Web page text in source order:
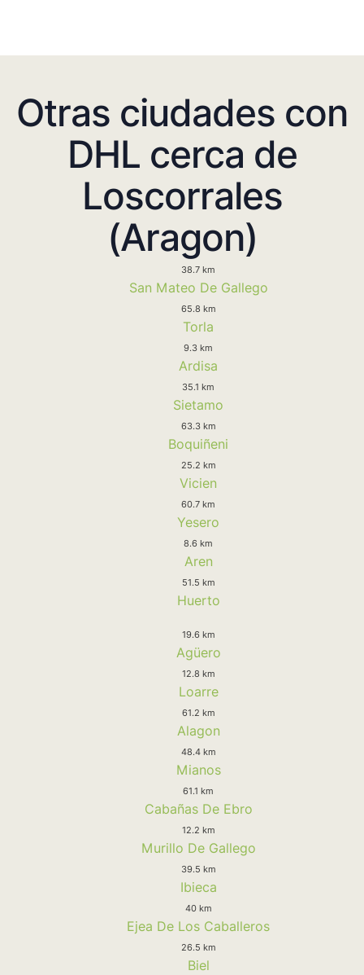
Otras ciudades con
DHL cerca de
Loscorrales
(Aragon)
38.7 km
San Mateo De Gallego
65.8 km
Torla
9.3 km
Ardisa
35.1 km
Sietamo
63.3 km
Boquiñeni
25.2 km
Vicien
60.7 km
Yesero
8.6 km
Aren
51.5 km
Huerto
19.6 km
Agüero
12.8 km
Loarre
61.2 km
Alagon
48.4 km
Mianos
61.1 km
Cabañas De Ebro
12.2 km
Murillo De Gallego
39.5 km
Ibieca
40 km
Ejea De Los Caballeros
26.5 km
Biel